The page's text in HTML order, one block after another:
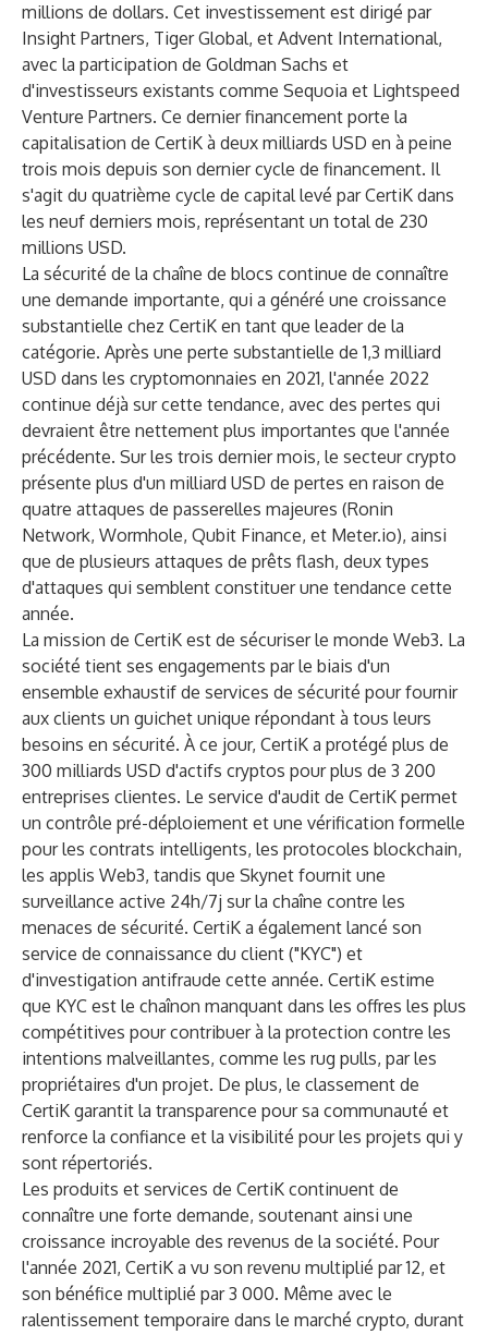
millions de dollars. Cet investissement est dirigé par
Insight Partners, Tiger Global, et Advent International,
avec la participation de Goldman Sachs et
d'investisseurs existants comme Sequoia et Lightspeed
Venture Partners. Ce dernier financement porte la
capitalisation de CertiK à deux milliards USD en à peine
trois mois depuis son dernier cycle de financement. Il
s'agit du quatrième cycle de capital levé par CertiK dans
les neuf derniers mois, représentant un total de 230
millions USD.
La sécurité de la chaîne de blocs continue de connaître
une demande importante, qui a généré une croissance
substantielle chez CertiK en tant que leader de la
catégorie. Après une perte substantielle de 1,3 milliard
USD dans les cryptomonnaies en 2021, l'année 2022
continue déjà sur cette tendance, avec des pertes qui
devraient être nettement plus importantes que l'année
précédente. Sur les trois dernier mois, le secteur crypto
présente plus d'un milliard USD de pertes en raison de
quatre attaques de passerelles majeures (Ronin
Network, Wormhole, Qubit Finance, et Meter.io), ainsi
que de plusieurs attaques de prêts flash, deux types
d'attaques qui semblent constituer une tendance cette
année.
La mission de CertiK est de sécuriser le monde Web3. La
société tient ses engagements par le biais d'un
ensemble exhaustif de services de sécurité pour fournir
aux clients un guichet unique répondant à tous leurs
besoins en sécurité. À ce jour, CertiK a protégé plus de
300 milliards USD d'actifs cryptos pour plus de 3 200
entreprises clientes. Le service d'audit de CertiK permet
un contrôle pré-déploiement et une vérification formelle
pour les contrats intelligents, les protocoles blockchain,
les applis Web3, tandis que Skynet fournit une
surveillance active 24h/7j sur la chaîne contre les
menaces de sécurité. CertiK a également lancé son
service de connaissance du client ("KYC") et
d'investigation antifraude cette année. CertiK estime
que KYC est le chaînon manquant dans les offres les plus
compétitives pour contribuer à la protection contre les
intentions malveillantes, comme les rug pulls, par les
propriétaires d'un projet. De plus, le classement de
CertiK garantit la transparence pour sa communauté et
renforce la confiance et la visibilité pour les projets qui y
sont répertoriés.
Les produits et services de CertiK continuent de
connaître une forte demande, soutenant ainsi une
croissance incroyable des revenus de la société. Pour
l'année 2021, CertiK a vu son revenu multiplié par 12, et
son bénéfice multiplié par 3 000. Même avec le
ralentissement temporaire dans le marché crypto, durant